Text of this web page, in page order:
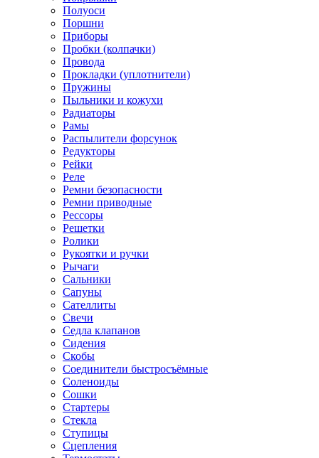
Полуоси
Поршни
Приборы
Пробки (колпачки)
Провода
Прокладки (уплотнители)
Пружины
Пыльники и кожухи
Радиаторы
Рамы
Распылители форсунок
Редукторы
Рейки
Реле
Ремни безопасности
Ремни приводные
Рессоры
Решетки
Ролики
Рукоятки и ручки
Рычаги
Сальники
Сапуны
Сателлиты
Свечи
Седла клапанов
Сидения
Скобы
Соединители быстросъёмные
Соленоиды
Сошки
Стартеры
Стекла
Ступицы
Сцепления